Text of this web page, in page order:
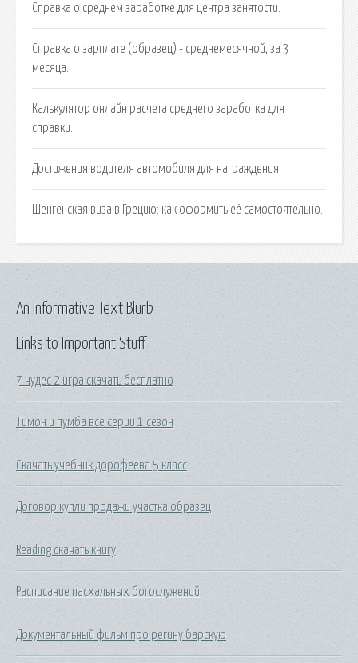
Справка о среднем заработке для центра занятости.
Справка о зарплате (образец) - среднемесячной, за 3
месяца.
Калькулятор онлайн расчета среднего заработка для
справки.
Достижения водителя автомобиля для награждения.
Шенгенская виза в Грецию: как оформить её самостоятельно.
Links to Important Stuff
7 чудес 2 игра скачать бесплатно
Тимон и пумба все серии 1 сезон
Скачать учебник дорофеева 5 класс
Договор купли продажи участка образец
Reading скачать книгу
Расписание пасхальных богослужений
Документальный фильм про регину барскую
An Informative Text Blurb